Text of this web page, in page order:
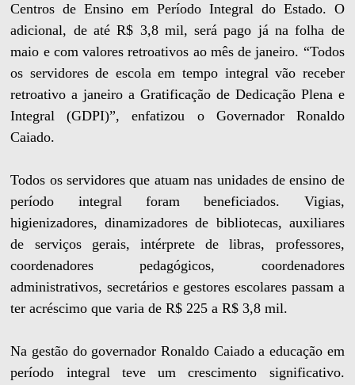
Centros de Ensino em Período Integral do Estado. O
adicional, de até R$ 3,8 mil, será pago já na folha de
maio e com valores retroativos ao mês de janeiro. “Todos
os servidores de escola em tempo integral vão receber
retroativo a janeiro a Gratificação de Dedicação Plena e
Integral (GDPI)”, enfatizou o Governador Ronaldo
Caiado.
Todos os servidores que atuam nas unidades de ensino de
período integral foram beneficiados. Vigias,
higienizadores, dinamizadores de bibliotecas, auxiliares
de serviços gerais, intérprete de libras, professores,
coordenadores pedagógicos, coordenadores
administrativos, secretários e gestores escolares passam a
ter acréscimo que varia de R$ 225 a R$ 3,8 mil.
Na gestão do governador Ronaldo Caiado a educação em
período integral teve um crescimento significativo.